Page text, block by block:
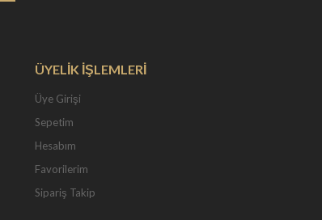
ÜYELİK İŞLEMLERİ
Üye Girişi
Sepetim
Hesabım
Favorilerim
Sipariş Takip